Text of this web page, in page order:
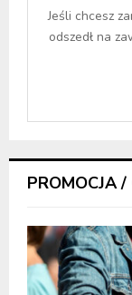
Jeśli chcesz
odszedł na
PROMOCJA